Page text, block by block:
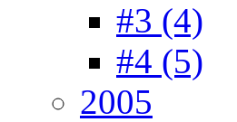
#3 (4)
#4 (5)
2005